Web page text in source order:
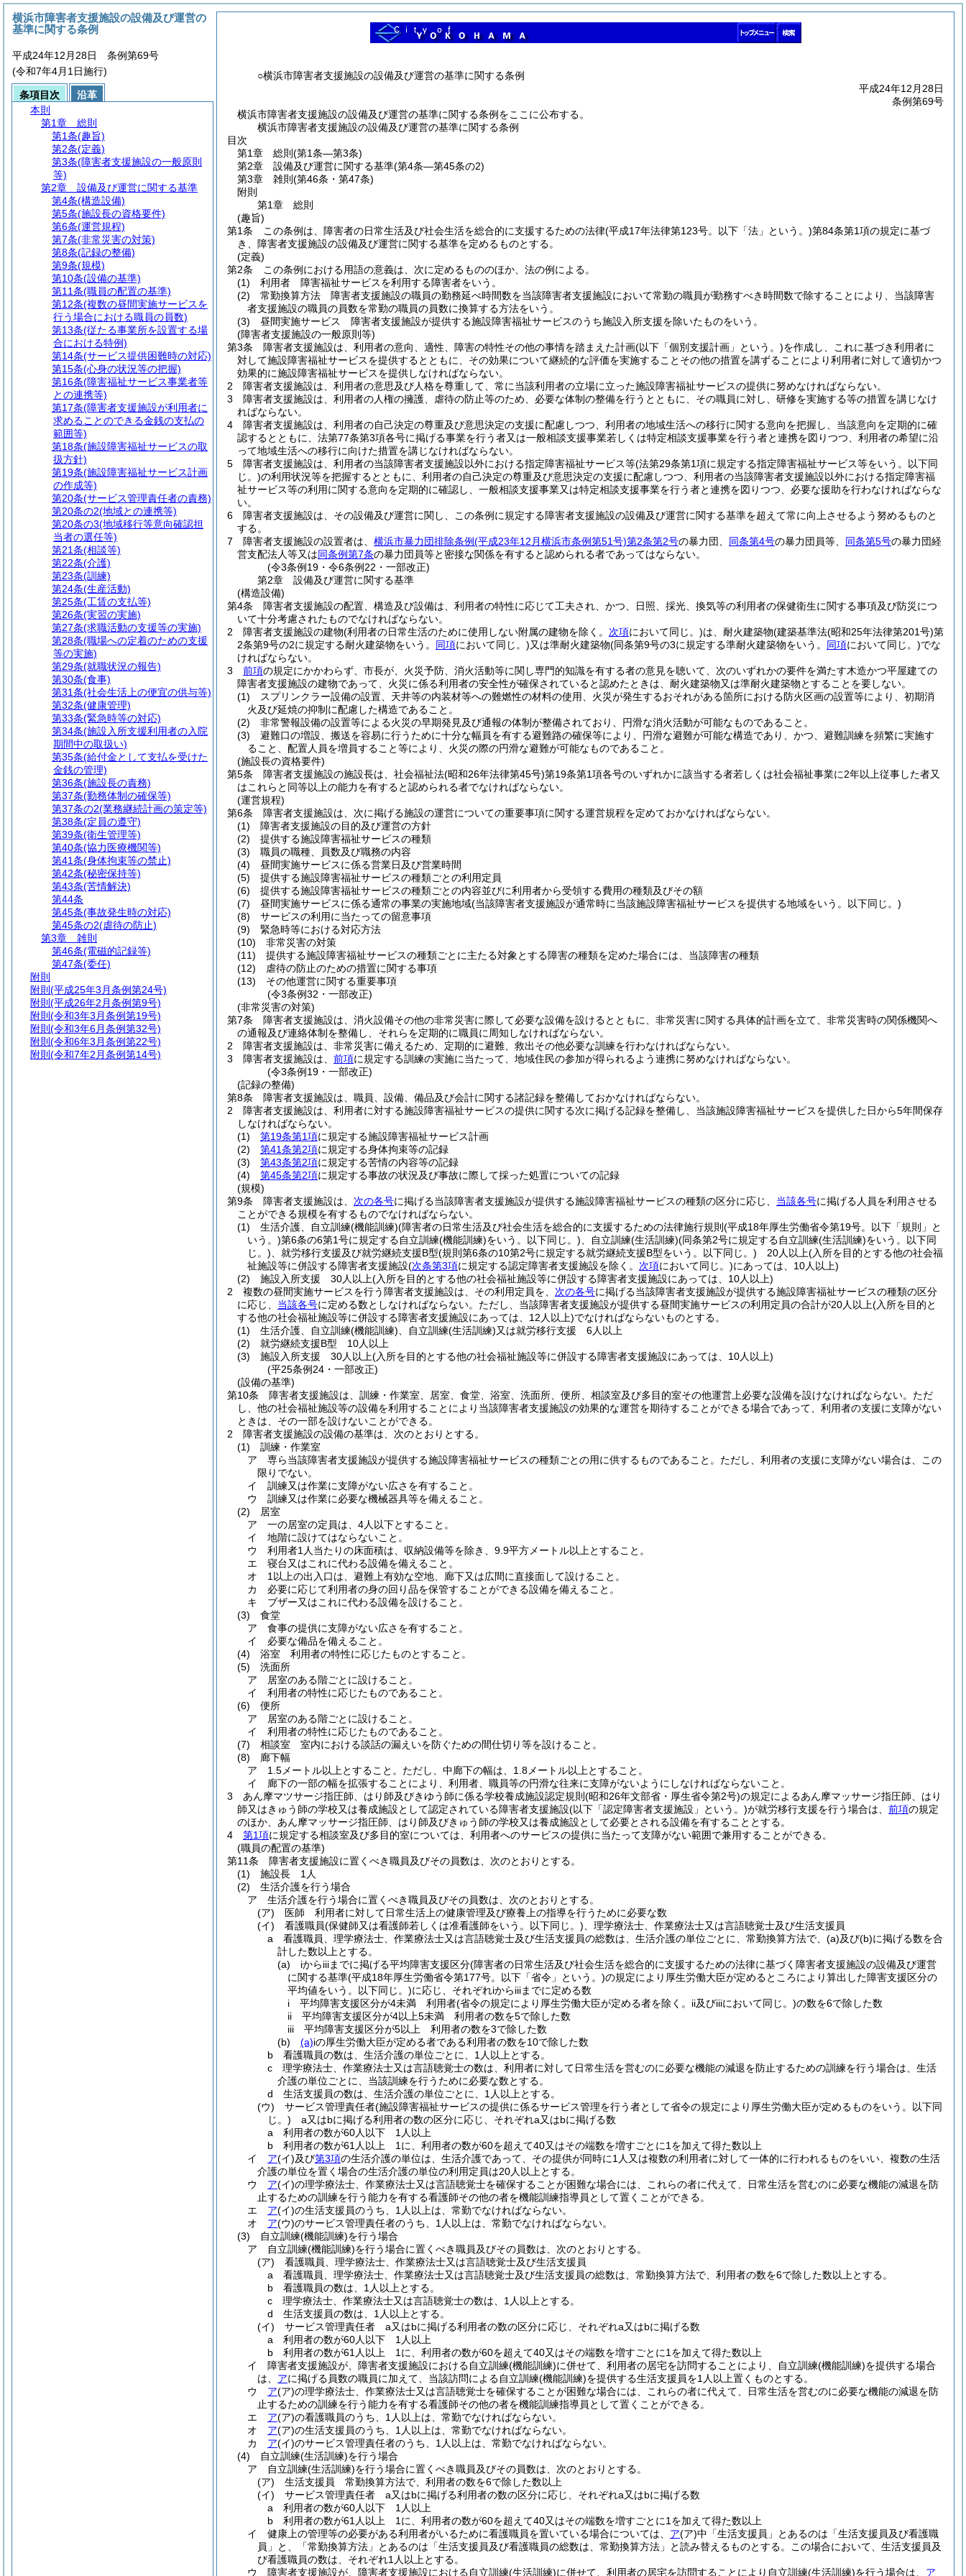
○横浜市障害者支援施設の設備及び運営の基準に関する条例
平成24年12月28日
条例第69号
横浜市障害者支援施設の設備及び運営の基準に関する条例をここに公布する。
横浜市障害者支援施設の設備及び運営の基準に関する条例
目次
第1章
総則 (第1条―第3条)
第2章
設備及び運営に関する基準(第4条―第45条の2)
第3章
雑則 (第46条・第47条)
附則
第1章
総則
(趣旨)
第1条
この条例は、障害者の日常生活及び社会生活を総合的に支援するための法律(平成17年法律第123号。以下「法」という。)第84条第1項の規定に基づ
き、障害者支援施設の設備及び運営に関する基準を定めるものとする。
(定義)
第2条
この条例における用語の意義は、次に定めるもののほか、法の例による。
(1)
利用者 障害福祉サービスを利用する障害者をいう。
(2)
常勤換算方法 障害者支援施設の職員の勤務延べ時間数を当該障害者支援施設において常勤の職員が勤務すべき時間数で除することにより、当該障害
者支援施設の職員の員数を常勤の職員の員数に換算する方法をいう。
(3)
昼間実施サービス 障害者支援施設が提供する施設障害福祉サービスのうち施設入所支援を除いたものをいう。
(障害者支援施設の一般原則等)
第3条
障害者支援施設は、利用者の意向、適性、障害の特性その他の事情を踏まえた計画(以下「個別支援計画」という。)を作成し、これに基づき利用者に
対して施設障害福祉サービスを提供するとともに、その効果について継続的な評価を実施することその他の措置を講ずることにより利用者に対して適切かつ
効果的に施設障害福祉サービスを提供しなければならない。
2
障害者支援施設は、利用者の意思及び人格を尊重して、常に当該利用者の立場に立った施設障害福祉サービスの提供に努めなければならない。
3
障害者支援施設は、利用者の人権の擁護、虐待の防止等のため、必要な体制の整備を行うとともに、その職員に対し、研修を実施する等の措置を講じなけ
ればならない。
4
障害者支援施設は、利用者の自己決定の尊重及び意思決定の支援に配慮しつつ、利用者の地域生活への移行に関する意向を把握し、当該意向を定期的に確
認するとともに、法第77条第3項各号に掲げる事業を行う者又は一般相談支援事業若しくは特定相談支援事業を行う者と連携を図りつつ、利用者の希望に沿
って地域生活への移行に向けた措置を講じなければならない。
5
障害者支援施設は、利用者の当該障害者支援施設以外における指定障害福祉サービス等(法第29条第1項に規定する指定障害福祉サービス等をいう。以下同
じ。)の利用状況等を把握するとともに、利用者の自己決定の尊重及び意思決定の支援に配慮しつつ、利用者の当該障害者支援施設以外における指定障害福
祉サービス等の利用に関する意向を定期的に確認し、一般相談支援事業又は特定相談支援事業を行う者と連携を図りつつ、必要な援助を行わなければならな
い。
6
障害者支援施設は、その設備及び運営に関し、この条例に規定する障害者支援施設の設備及び運営に関する基準を超えて常に向上させるよう努めるものと
する。
7
障害者支援施設の設置者は、 横浜市暴力団排除条例(平成23年12月横浜市条例第51号)第2条第2号の暴力団、 同条第4号の暴力団員等、 同条第5号の暴力団経
営支配法人等又は同条例第7条の暴力団員等と密接な関係を有すると認められる者であってはならない。
(令3条例19・令6条例22・一部改正)
第2章
設備及び運営に関する基準
(構造設備)
第4条
障害者支援施設の配置、構造及び設備は、利用者の特性に応じて工夫され、かつ、日照、採光、換気等の利用者の保健衛生に関する事項及び防災につ
いて十分考慮されたものでなければならない。
2
障害者支援施設の建物(利用者の日常生活のために使用しない附属の建物を除く。 次項において同じ。)は、耐火建築物(建築基準法(昭和25年法律第201号)第
2条第9号の2に規定する耐火建築物をいう。 同項において同じ。)又は準耐火建築物(同条第9号の3に規定する準耐火建築物をいう。 同項において同じ。)でな
ければならない。
3
前項の規定にかかわらず、市長が、火災予防、消火活動等に関し専門的知識を有する者の意見を聴いて、次のいずれかの要件を満たす木造かつ平屋建ての
障害者支援施設の建物であって、火災に係る利用者の安全性が確保されていると認めたときは、耐火建築物又は準耐火建築物とすることを要しない。
(1)
スプリンクラー設備の設置、天井等の内装材等への難燃性の材料の使用、火災が発生するおそれがある箇所における防火区画の設置等により、初期消
火及び延焼の抑制に配慮した構造であること。
(2)
非常警報設備の設置等による火災の早期発見及び通報の体制が整備されており、円滑な消火活動が可能なものであること。
(3)
避難口の増設、搬送を容易に行うために十分な幅員を有する避難路の確保等により、円滑な避難が可能な構造であり、かつ、避難訓練を頻繁に実施す
ること、配置人員を増員すること等により、火災の際の円滑な避難が可能なものであること。
(施設長の資格要件)
第5条
障害者支援施設の施設長は、社会福祉法(昭和26年法律第45号)第19条第1項各号のいずれかに該当する者若しくは社会福祉事業に2年以上従事した者又
はこれらと同等以上の能力を有すると認められる者でなければならない。
(運営規程)
第6条
障害者支援施設は、次に掲げる施設の運営についての重要事項に関する運営規程を定めておかなければならない。
(1)
障害者支援施設の目的及び運営の方針
(2)
提供する施設障害福祉サービスの種類
(3)
職員の職種、員数及び職務の内容
(4)
昼間実施サービスに係る営業日及び営業時間
(5)
提供する施設障害福祉サービスの種類ごとの利用定員
(6)
提供する施設障害福祉サービスの種類ごとの内容並びに利用者から受領する費用の種類及びその額
(7)
昼間実施サービスに係る通常の事業の実施地域(当該障害者支援施設が通常時に当該施設障害福祉サービスを提供する地域をいう。以下同じ。)
(8)
サービスの利用に当たっての留意事項
(9)
緊急時等における対応方法
(10)
非常災害の対策
(11)
提供する施設障害福祉サービスの種類ごとに主たる対象とする障害の種類を定めた場合には、当該障害の種類
(12)
虐待の防止のための措置に関する事項
(13)
その他運営に関する重要事項
(令3条例32・一部改正)
(非常災害の対策)
第7条
障害者支援施設は、消火設備その他の非常災害に際して必要な設備を設けるとともに、非常災害に関する具体的計画を立て、非常災害時の関係機関へ
の通報及び連絡体制を整備し、それらを定期的に職員に周知しなければならない。
2
障害者支援施設は、非常災害に備えるため、定期的に避難、救出その他必要な訓練を行わなければならない。
3
障害者支援施設は、 前項に規定する訓練の実施に当たって、地域住民の参加が得られるよう連携に努めなければならない。
(令3条例19・一部改正)
(記録の整備)
第8条
障害者支援施設は、職員、設備、備品及び会計に関する諸記録を整備しておかなければならない。
2
障害者支援施設は、利用者に対する施設障害福祉サービスの提供に関する次に掲げる記録を整備し、当該施設障害福祉サービスを提供した日から5年間保存
しなければならない。
(1)
第19条第1項に規定する施設障害福祉サービス計画
(2)
第41条第2項に規定する身体拘束等の記録
(3)
第43条第2項に規定する苦情の内容等の記録
(4)
第45条第2項に規定する事故の状況及び事故に際して採った処置についての記録
(規模)
第9条
障害者支援施設は、 次の各号に掲げる当該障害者支援施設が提供する施設障害福祉サービスの種類の区分に応じ、 当該各号に掲げる人員を利用させる
ことができる規模を有するものでなければならない。
(1)
生活介護、自立訓練(機能訓練)(障害者の日常生活及び社会生活を総合的に支援するための法律施行規則 (平成18年厚生労働省令第19号。以下「規則」と
いう。)第6条の6第1号に規定する自立訓練(機能訓練)をいう。以下同じ。) 、自立訓練(生活訓練)(同条第2号に規定する自立訓練(生活訓練)をいう。以下同
じ。) 、就労移行支援及び就労継続支援B型(規則第6条の10第2号に規定する就労継続支援B型をいう。以下同じ。) 20人以上(入所を目的とする他の社会福
祉施設等に併設する障害者支援施設(次条第3項に規定する認定障害者支援施設を除く。 次項において同じ。)にあっては、10人以上)
(2)
施設入所支援 30人以上(入所を目的とする他の社会福祉施設等に併設する障害者支援施設にあっては、10人以上)
2
複数の昼間実施サービスを行う障害者支援施設は、その利用定員を、 次の各号に掲げる当該障害者支援施設が提供する施設障害福祉サービスの種類の区分
に応じ、 当該各号に定める数としなければならない。 ただし、当該障害者支援施設が提供する昼間実施サービスの利用定員の合計が20人以上(入所を目的と
する他の社会福祉施設等に併設する障害者支援施設にあっては、12人以上)でなければならないものとする。
(1)
生活介護、自立訓練(機能訓練) 、自立訓練(生活訓練)又は就労移行支援 6人以上
(2)
就労継続支援B型 10人以上
(3)
施設入所支援 30人以上(入所を目的とする他の社会福祉施設等に併設する障害者支援施設にあっては、10人以上)
(平25条例24・一部改正)
(設備の基準)
第10条
障害者支援施設は、訓練・作業室、居室、食堂、浴室、洗面所、便所、相談室及び多目的室その他運営上必要な設備を設けなければならない。 ただ
し、他の社会福祉施設等の設備を利用することにより当該障害者支援施設の効果的な運営を期待することができる場合であって、利用者の支援に支障がない
ときは、その一部を設けないことができる。
2
障害者支援施設の設備の基準は、次のとおりとする。
(1)
訓練・作業室
ア
専ら当該障害者支援施設が提供する施設障害福祉サービスの種類ごとの用に供するものであること。 ただし、利用者の支援に支障がない場合は、この
限りでない。
イ
訓練又は作業に支障がない広さを有すること。
ウ
訓練又は作業に必要な機械器具等を備えること。
(2)
居室
ア
一の居室の定員は、4人以下とすること。
イ
地階に設けてはならないこと。
ウ
利用者1人当たりの床面積は、収納設備等を除き、9.9平方メートル以上とすること。
エ
寝台又はこれに代わる設備を備えること。
オ
1以上の出入口は、避難上有効な空地、廊下又は広間に直接面して設けること。
カ
必要に応じて利用者の身の回り品を保管することができる設備を備えること。
キ
ブザー又はこれに代わる設備を設けること。
(3)
食堂
ア
食事の提供に支障がない広さを有すること。
イ
必要な備品を備えること。
(4)
浴室 利用者の特性に応じたものとすること。
(5)
洗面所
ア
居室のある階ごとに設けること。
イ
利用者の特性に応じたものであること。
(6)
便所
ア
居室のある階ごとに設けること。
イ
利用者の特性に応じたものであること。
(7)
相談室 室内における談話の漏えいを防ぐための間仕切り等を設けること。
(8)
廊下幅
ア
1.5メートル以上とすること。 ただし、中廊下の幅は、1.8メートル以上とすること。
イ
廊下の一部の幅を拡張することにより、利用者、職員等の円滑な往来に支障がないようにしなければならないこと。
3
あん摩マツサージ指圧師、はり師及びきゆう師に係る学校養成施設認定規則 (昭和26年文部省・厚生省令第2号)の規定によるあん摩マッサージ指圧師、はり
師又はきゅう師の学校又は養成施設として認定されている障害者支援施設(以下「認定障害者支援施設」という。)が就労移行支援を行う場合は、 前項の規定
のほか、あん摩マッサージ指圧師、はり師及びきゅう師の学校又は養成施設として必要とされる設備を有することとする。
4
第1項に規定する相談室及び多目的室については、利用者へのサービスの提供に当たって支障がない範囲で兼用することができる。
(職員の配置の基準)
第11条
障害者支援施設に置くべき職員及びその員数は、次のとおりとする。
(1)
施設長 1人
(2)
生活介護を行う場合
ア
生活介護を行う場合に置くべき職員及びその員数は、次のとおりとする。
(ア)
医師 利用者に対して日常生活上の健康管理及び療養上の指導を行うために必要な数
(イ)
看護職員(保健師又は看護師若しくは准看護師をいう。以下同じ。) 、理学療法士、作業療法士又は言語聴覚士及び生活支援員
a
看護職員、理学療法士、作業療法士又は言語聴覚士及び生活支援員の総数は、生活介護の単位ごとに、常勤換算方法で、(a)及び(b)に掲げる数を合
計した数以上とする。
(a)
iからiiiまでに掲げる平均障害支援区分(障害者の日常生活及び社会生活を総合的に支援するための法律に基づく障害者支援施設の設備及び運営
に関する基準(平成18年厚生労働省令第177号。以下「省令」という。)の規定により厚生労働大臣が定めるところにより算出した障害支援区分の
平均値をいう。以下同じ。)に応じ、それぞれiからiiiまでに定める数
i
平均障害支援区分が4未満 利用者(省令の規定により厚生労働大臣が定める者を除く。ii及びiiiにおいて同じ。)の数を6で除した数
ii
平均障害支援区分が4以上5未満 利用者の数を5で除した数
iii
平均障害支援区分が5以上 利用者の数を3で除した数
(b)
(a)iの厚生労働大臣が定める者である利用者の数を10で除した数
b
看護職員の数は、生活介護の単位ごとに、1人以上とする。
c
理学療法士、作業療法士又は言語聴覚士の数は、利用者に対して日常生活を営むのに必要な機能の減退を防止するための訓練を行う場合は、生活
介護の単位ごとに、当該訓練を行うために必要な数とする。
d
生活支援員の数は、生活介護の単位ごとに、1人以上とする。
(ウ)
サービス管理責任者(施設障害福祉サービスの提供に係るサービス管理を行う者として省令の規定により厚生労働大臣が定めるものをいう。以下同
じ。) a又はbに掲げる利用者の数の区分に応じ、それぞれa又はbに掲げる数
a
利用者の数が60人以下 1人以上
b
利用者の数が61人以上 1に、利用者の数が60を超えて40又はその端数を増すごとに1を加えて得た数以上
イ
ア(イ)及び第3項の生活介護の単位は、生活介護であって、その提供が同時に1人又は複数の利用者に対して一体的に行われるものをいい、複数の生活
介護の単位を置く場合の生活介護の単位の利用定員は20人以上とする。
ウ
ア(イ)の理学療法士、作業療法士又は言語聴覚士を確保することが困難な場合には、これらの者に代えて、日常生活を営むのに必要な機能の減退を防
止するための訓練を行う能力を有する看護師その他の者を機能訓練指導員として置くことができる。
エ
ア(イ)の生活支援員のうち、1人以上は、常勤でなければならない。
オ
ア(ウ)のサービス管理責任者のうち、1人以上は、常勤でなければならない。
(3)
自立訓練(機能訓練)を行う場合
ア
自立訓練(機能訓練)を行う場合に置くべき職員及びその員数は、次のとおりとする。
(ア)
看護職員、理学療法士、作業療法士又は言語聴覚士及び生活支援員
a
看護職員、理学療法士、作業療法士又は言語聴覚士及び生活支援員の総数は、常勤換算方法で、利用者の数を6で除した数以上とする。
b
看護職員の数は、1人以上とする。
c
理学療法士、作業療法士又は言語聴覚士の数は、1人以上とする。
d
生活支援員の数は、1人以上とする。
(イ)
サービス管理責任者 a又はbに掲げる利用者の数の区分に応じ、それぞれa又はbに掲げる数
a
利用者の数が60人以下 1人以上
b
利用者の数が61人以上 1に、利用者の数が60を超えて40又はその端数を増すごとに1を加えて得た数以上
イ
障害者支援施設が、障害者支援施設における自立訓練(機能訓練)に併せて、利用者の居宅を訪問することにより、自立訓練(機能訓練)を提供する場合
は、 アに掲げる員数の職員に加えて、当該訪問による自立訓練(機能訓練)を提供する生活支援員を1人以上置くものとする。
ウ
ア(ア)の理学療法士、作業療法士又は言語聴覚士を確保することが困難な場合には、これらの者に代えて、日常生活を営むのに必要な機能の減退を防
止するための訓練を行う能力を有する看護師その他の者を機能訓練指導員として置くことができる。
エ
ア(ア)の看護職員のうち、1人以上は、常勤でなければならない。
オ
ア(ア)の生活支援員のうち、1人以上は、常勤でなければならない。
カ
ア(イ)のサービス管理責任者のうち、1人以上は、常勤でなければならない。
(4)
自立訓練(生活訓練)を行う場合
ア
自立訓練(生活訓練)を行う場合に置くべき職員及びその員数は、次のとおりとする。
(ア)
生活支援員 常勤換算方法で、利用者の数を6で除した数以上
(イ)
サービス管理責任者 a又はbに掲げる利用者の数の区分に応じ、それぞれa又はbに掲げる数
a
利用者の数が60人以下 1人以上
b
利用者の数が61人以上 1に、利用者の数が60を超えて40又はその端数を増すごとに1を加えて得た数以上
イ
健康上の管理等の必要がある利用者がいるために看護職員を置いている場合については、 ア(ア)中「生活支援員」とあるのは「生活支援員及び看護職
員」と、「常勤換算方法」とあるのは「生活支援員及び看護職員の総数は、常勤換算方法」と読み替えるものとする。
この場合において、生活支援員及
び看護職員の数は、それぞれ1人以上とする。
ウ
障害者支援施設が、障害者支援施設における自立訓練(生活訓練)に併せて、利用者の居宅を訪問することにより自立訓練(生活訓練)を行う場合は、 ア
横浜市障害者支援施設の設備及び運営の
基準に関する条例
平成24年12月28日 条例第69号
(令和7年4月1日施行)
条項目次
沿革
本則
第1章
総則
第1条(趣旨)
第2条(定義)
第3条(障害者支援施設の一般原則
等)
第2章
設備及び運営に関する基準
第4条(構造設備)
第5条(施設長の資格要件)
第6条(運営規程)
第7条(非常災害の対策)
第8条(記録の整備)
第9条(規模)
第10条(設備の基準)
第11条(職員の配置の基準)
第12条(複数の昼間実施サービスを
行う場合における職員の員数)
第13条(従たる事業所を設置する場
合における特例)
第14条(サービス提供困難時の対応)
第15条(心身の状況等の把握)
第16条(障害福祉サービス事業者等
との連携等)
第17条(障害者支援施設が利用者に
求めることのできる金銭の支払の
範囲等)
第18条(施設障害福祉サービスの取
扱方針)
第19条(施設障害福祉サービス計画
の作成等)
第20条(サービス管理責任者の責務)
第20条の2(地域との連携等)
第20条の3(地域移行等意向確認担
当者の選任等)
第21条(相談等)
第22条(介護)
第23条(訓練)
第24条(生産活動)
第25条(工賃の支払等)
第26条(実習の実施)
第27条(求職活動の支援等の実施)
第28条(職場への定着のための支援
等の実施)
第29条(就職状況の報告)
第30条(食事)
第31条(社会生活上の便宜の供与等)
第32条(健康管理)
第33条(緊急時等の対応)
第34条(施設入所支援利用者の入院
期間中の取扱い)
第35条(給付金として支払を受けた
金銭の管理)
第36条(施設長の責務)
第37条(勤務体制の確保等)
第37条の2(業務継続計画の策定等)
第38条(定員の遵守)
第39条(衛生管理等)
第40条(協力医療機関等)
第41条(身体拘束等の禁止)
第42条(秘密保持等)
第43条(苦情解決)
第44条
第45条(事故発生時の対応)
第45条の2(虐待の防止)
第3章
雑則
第46条(電磁的記録等)
第47条(委任)
附則
附則 (平成25年3月条例第24号)
附則 (平成26年2月条例第9号)
附則 (令和3年3月条例第19号)
附則 (令和3年6月条例第32号)
附則 (令和6年3月条例第22号)
附則 (令和7年2月条例第14号)